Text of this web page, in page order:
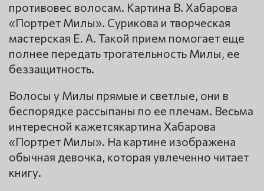
противовес волосам. Картина В. Хабарова
«Портрет Милы». Сурикова и творческая
мастерская Е. А. Такой прием помогает еще
полнее передать трогательность Милы, ее
беззащитность.
Волосы у Милы прямые и светлые, они в
беспорядке рассыпаны по ее плечам. Весьма
интересной кажетсякартина Хабарова
«Портрет Милы». На картине изображена
обычная девочка, которая увлеченно читает
книгу.